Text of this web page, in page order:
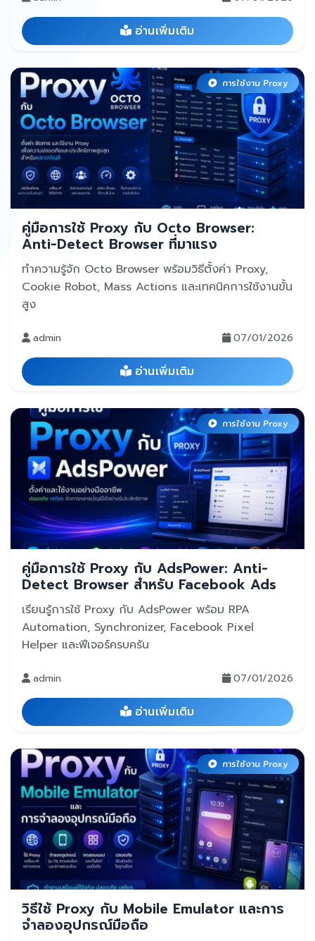
อ่านเพิ่มเติม
การใช้งาน Proxy
คู่มือการใช้ Proxy กับ Octo Browser:
Anti-Detect Browser ที่มาแรง
ทำความรู้จัก Octo Browser พร้อมวิธีตั้งค่า Proxy,
Cookie Robot, Mass Actions และเทคนิคการใช้งานขั้น
สูง
admin 07/01/2026
อ่านเพิ่มเติม
การใช้งาน Proxy
คู่มือการใช้ Proxy กับ AdsPower: Anti-
Detect Browser สำหรับ Facebook Ads
เรียนรู้การใช้ Proxy กับ AdsPower พร้อม RPA
Automation, Synchronizer, Facebook Pixel
Helper และฟีเจอร์ครบครัน
admin 07/01/2026
อ่านเพิ่มเติม
การใช้งาน Proxy
วิธีใช้ Proxy กับ Mobile Emulator และการ
จำลองอุปกรณ์มือถือ